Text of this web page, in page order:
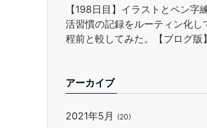
【198日目】イラストとペン字
活習慣の記録をルーティン化し
程前と較してみた。【ブログ版】
アーカイブ
2021年5月 (20)